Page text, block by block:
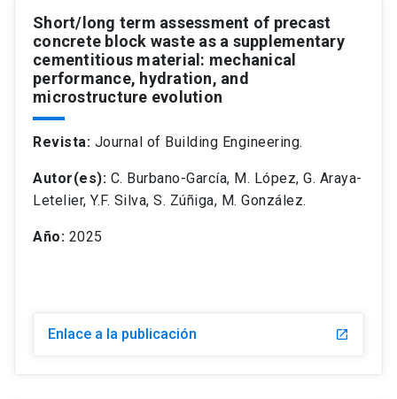
Short/long term assessment of precast
concrete block waste as a supplementary
cementitious material: mechanical
performance, hydration, and
microstructure evolution
Revista: Journal of Building Engineering.
Autor(es): C. Burbano-García, M. López, G. Araya-
Letelier, Y.F. Silva, S. Zúñiga, M. González.
Año: 2025
Enlace a la publicación